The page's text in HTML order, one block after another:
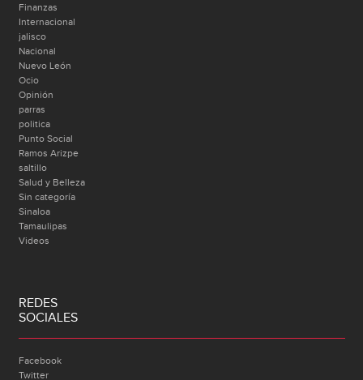
Finanzas
Internacional
jalisco
Nacional
Nuevo León
Ocio
Opinión
parras
politica
Punto Social
Ramos Arizpe
saltillo
Salud y Belleza
Sin categoría
Sinaloa
Tamaulipas
Videos
REDES
SOCIALES
Facebook
Twitter